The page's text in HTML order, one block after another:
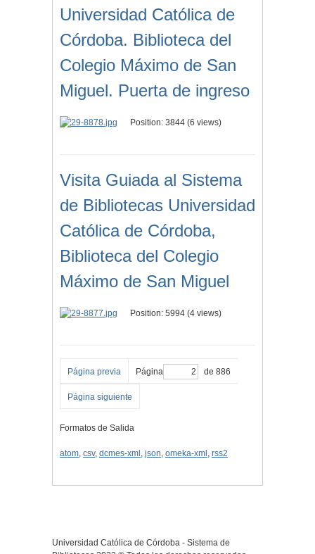
Universidad Católica de
Córdoba. Biblioteca del
Colegio Máximo de San
Miguel. Puerta de ingreso
Position: 3844 (6 views)
Visita Guiada al Sistema
de Bibliotecas Universidad
Católica de Córdoba,
Biblioteca del Colegio
Máximo de San Miguel
Position: 5994 (4 views)
Página previa Página de 886
Página siguiente
Formatos de Salida
atom, csv, dcmes-xml , json, omeka-xml , rss2
Universidad Católica de Córdoba - Sistema de